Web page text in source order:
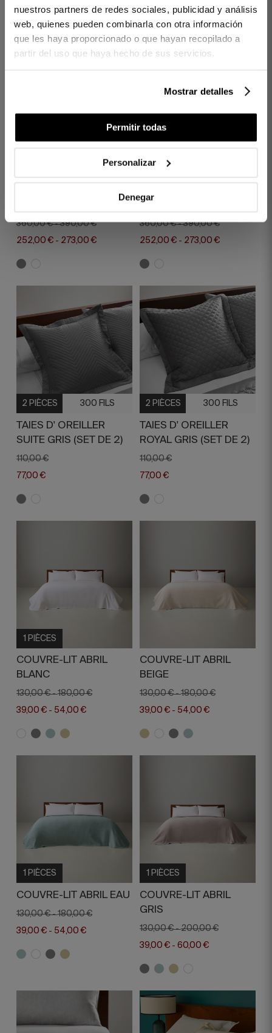
nuestros partners de redes sociales, publicidad y análisis
web, quienes pueden combinarla con otra información
que les haya proporcionado o que hayan recopilado a
partir del uso que haya hecho de sus servicios.
Mostrar detalles
Permitir todas
Personalizar
Denegar
115,00 € 57,50 €
300 FILS
360,00 € -390,00 €
252,00 € - 273,00 €
1 PIÈCES
ROYAL GRIS
360,00 € -390,00 €
252,00 € - 273,00 €
2 PIÈCES 300 FILS
TAIES D' OREILLER
SUITE GRIS (SET DE 2)
110,00 €
77,00 €
2 PIÈCES 300 FILS
TAIES D' OREILLER
ROYAL GRIS (SET DE 2)
110,00 €
77,00 €
1 PIÈCES
COUVRE-LIT ABRIL
BLANC
130,00 € -180,00 €
39,00 € - 54,00 €
COUVRE-LIT ABRIL
BEIGE
130,00 € -180,00 €
39,00 € - 54,00 €
1 PIÈCES
COUVRE-LIT ABRIL EAU
130,00 € -180,00 €
39,00 € - 54,00 €
1 PIÈCES
COUVRE-LIT ABRIL
GRIS
130,00 € -200,00 €
39,00 € - 60,00 €